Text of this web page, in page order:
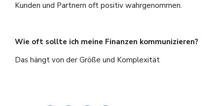
Kunden und Partnern oft positiv wahrgenommen.
Wie oft sollte ich meine Finanzen kommunizieren?
Das hängt von der Größe und Komplexität